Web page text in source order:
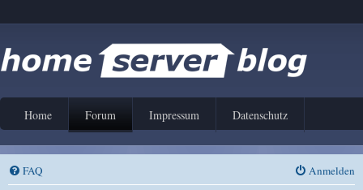
Home Forum Impressum Datenschutz
FAQ Anmelden